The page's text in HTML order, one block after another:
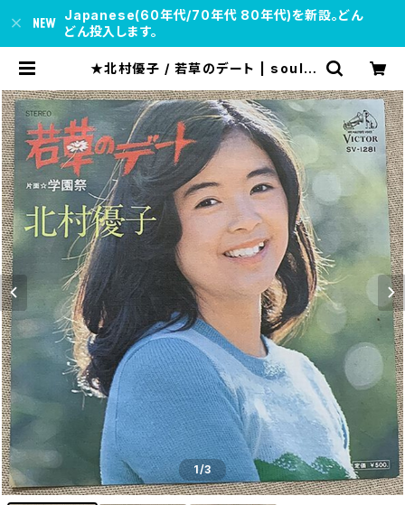
Japanese(60年代/70年代 80年代)を新設。どん
どん投入します。
★北村優子 / 若草のデート | soul r
1/3